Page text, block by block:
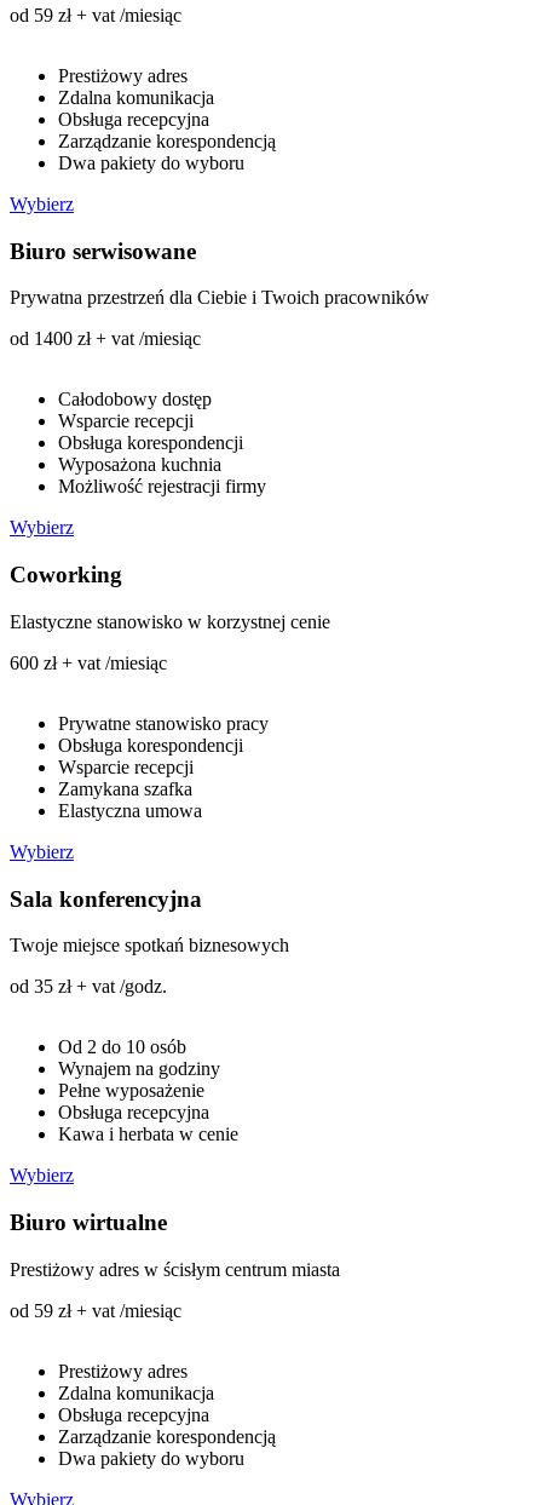
od 59 zł + vat /miesiąc
Prestiżowy adres
Zdalna komunikacja
Obsługa recepcyjna
Zarządzanie korespondencją
Dwa pakiety do wyboru
Wybierz
Biuro serwisowane
Prywatna przestrzeń dla Ciebie i Twoich pracowników
od 1400 zł + vat /miesiąc
Całodobowy dostęp
Wsparcie recepcji
Obsługa korespondencji
Wyposażona kuchnia
Możliwość rejestracji firmy
Wybierz
Coworking
Elastyczne stanowisko w korzystnej cenie
600 zł + vat /miesiąc
Prywatne stanowisko pracy
Obsługa korespondencji
Wsparcie recepcji
Zamykana szafka
Elastyczna umowa
Wybierz
Sala konferencyjna
Twoje miejsce spotkań biznesowych
od 35 zł + vat /godz.
Od 2 do 10 osób
Wynajem na godziny
Pełne wyposażenie
Obsługa recepcyjna
Kawa i herbata w cenie
Wybierz
Biuro wirtualne
Prestiżowy adres w ścisłym centrum miasta
od 59 zł + vat /miesiąc
Prestiżowy adres
Zdalna komunikacja
Obsługa recepcyjna
Zarządzanie korespondencją
Dwa pakiety do wyboru
Wybierz